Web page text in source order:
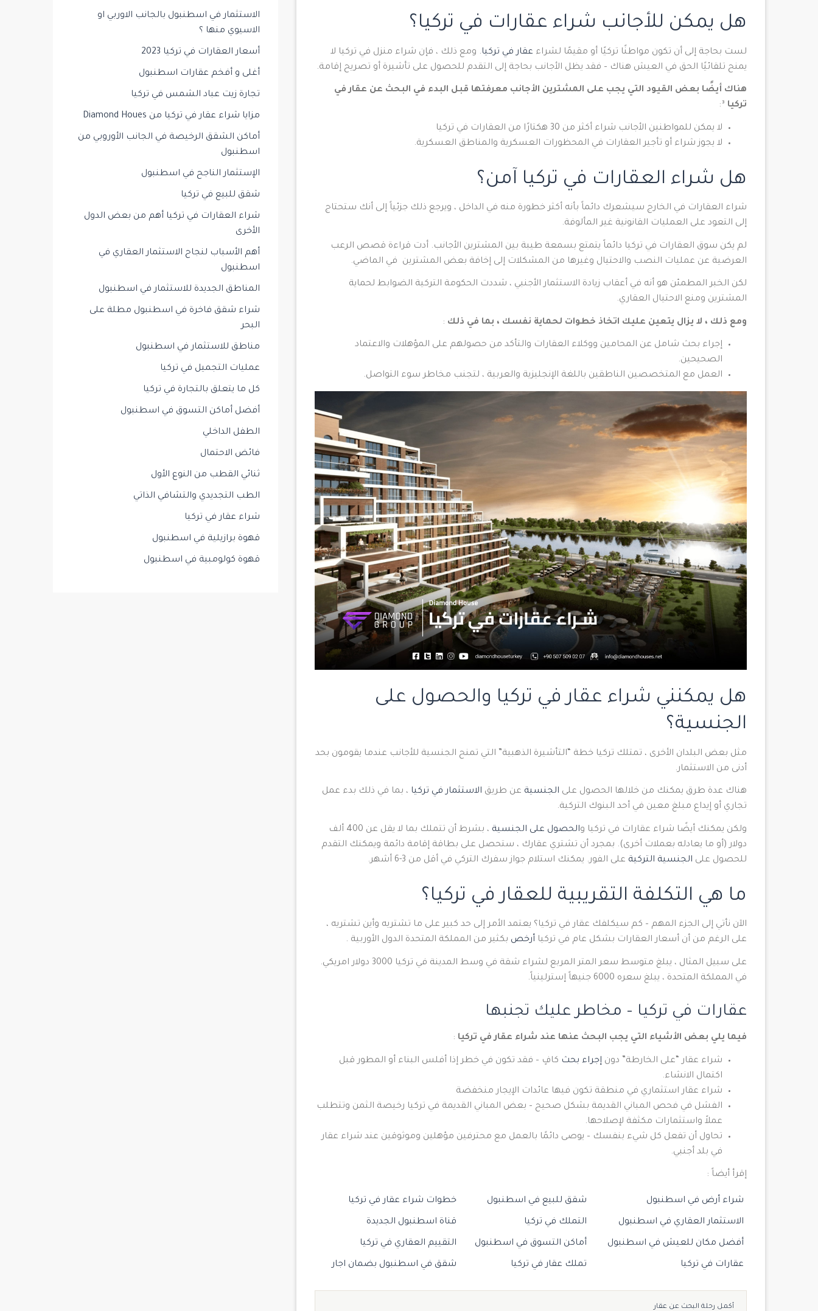
هل يمكن للأجانب شراء عقارات في تركيا؟
لست بحاجة إلى أن تكون مواطنًا تركيًا أو مقيمًا لشراء عقار في تركيا. ومع ذلك ، فإن شراء منزل في تركيا لا
يمنح تلقائيًا الحق في العيش هناك – فقد يظل الأجانب بحاجة إلى التقدم للحصول على تأشيرة أو تصريح إقامة.
هناك أيضًا بعض القيود التي يجب على المشترين الأجانب معرفتها قبل البدء في البحث عن عقار في
تركيا
لا يمكن للمواطنين الأجانب شراء أكثر من 30 هكتارًا من العقارات في تركيا
لا يجوز شراء أو تأجير العقارات في المحظورات العسكرية والمناطق العسكرية.
هل شراء العقارات في تركيا آمن؟
شراء العقارات في الخارج سيشعرك دائماً بأنه أكثر خطورة منه في الداخل ، ويرجع ذلك جزئياً إلى أنك ستحتاج
إلى التعود على العمليات القانونية غير المألوفة.
لم يكن سوق العقارات في تركيا دائماً يتمتع بسمعة طيبة بين المشترين الأجانب. أدت قراءة قصص الرعب
العرضية عن عمليات النصب والاحتيال وغيرها من المشكلات إلى إخافة بعض المشترين في الماضي.
لكن الخبر المطمئن هو أنه في أعقاب زيادة الاستثمار الأجنبي ، شددت الحكومة التركية الضوابط لحماية
المشترين ومنع الاحتيال العقاري.
ومع ذلك ، لا يزال يتعين عليك اتخاذ خطوات لحماية نفسك ، بما في ذلك :
إجراء بحث شامل عن المحامين ووكلاء العقارات والتأكد من حصولهم على المؤهلات والاعتماد
الصحيحين.
العمل مع المتخصصين الناطقين باللغة الإنجليزية والعربية ، لتجنب مخاطر سوء التواصل.
هل يمكنني شراء عقار في تركيا والحصول على
الجنسية؟
مثل بعض البلدان الأخرى ، تمتلك تركيا خطة “التأشيرة الذهبية” التي تمنح الجنسية للأجانب عندما يقومون بحد
أدنى من الاستثمار.
هناك عدة طرق يمكنك من خلالها الحصول على الجنسية عن طريق الاستثمار في تركيا ، بما في ذلك بدء عمل
تجاري أو إيداع مبلغ معين في أحد البنوك التركية.
ولكن يمكنك أيضًا شراء عقارات في تركيا والحصول على الجنسية
، بشرط أن تتملك بما لا يقل عن 400 ألف
دولار (أو ما يعادله بعملات أخرى). بمجرد أن تشتري عقارك ، ستحصل على بطاقة إقامة دائمة ويمكنك التقدم
للحصول على الجنسية التركية على الفور. يمكنك استلام جواز سفرك التركي في أقل من 3-6 أشهر.
ما هي التكلفة التقريبية للعقار في تركيا؟
الآن نأتي إلى الجزء المهم – كم سيكلفك عقار في تركيا؟ يعتمد الأمر إلى حد كبير على ما تشتريه وأين تشتريه ،
على الرغم من أن أسعار العقارات بشكل عام في تركيا أرخص بكثير من المملكة المتحدة الدول الأوربية .
على سبيل المثال ، يبلغ متوسط ​​سعر المتر المربع لشراء شقة في وسط المدينة في تركيا 3000 دولار امريكي.
في المملكة المتحدة ، يبلغ سعره 6000 جنيهاً إسترلينياً.
عقارات في تركيا – مخاطر عليك تجنبها
فيما يلي بعض الأشياء التي يجب البحث عنها عند شراء عقار في تركيا :
شراء عقار “على الخارطة” دون إجراء بحث كافٍ – فقد تكون في خطر إذا أفلس البناء أو المطور قبل
اكتمال الانشاء.
شراء عقار استثماري في منطقة تكون فيها عائدات الإيجار منخفضة
الفشل في فحص المباني القديمة بشكل صحيح – بعض المباني القديمة في تركيا رخيصة الثمن وتتطلب
عملاً واستثمارات مكثفة لإصلاحها.
تحاول أن تفعل كل شيء بنفسك – يوصى دائمًا بالعمل مع محترفين مؤهلين وموثوقين عند شراء عقار
في بلد أجنبي.
إقرأ أيضاً :
شراء أرض في اسطنبول شقق للبيع في اسطنبول خطوات شراء عقار في تركيا
الاستثمار العقاري في اسطنبول التملك في تركيا قناة اسطنبول الجديدة
أفضل مكان للعيش في اسطنبول أماكن التسوق في اسطنبول التقييم العقاري في تركيا
عقارات في تركيا تملك عقار في تركيا شقق في اسطنبول بضمان اجار
أكمل رحلة البحث عن عقار
الاستثمار في اسطنبول بالجانب الاوربي او
الاسيوي منها ؟
أسعار العقارات في تركيا 2023
أغلى و أفخم عقارات اسطنبول
تجارة زيت عباد الشمس في تركيا
مزايا شراء عقار في تركيا من Diamond Houes
أماكن الشقق الرخيصة في الجانب الأوروبي من
اسطنبول
الإستثمار الناجح في اسطنبول
شقق للبيع في تركيا
شراء العقارات في تركيا أهم من بعض الدول
الأخرى
أهم الأسباب لنجاح الاستثمار العقاري في
اسطنبول
المناطق الجديدة للاستثمار في اسطنبول
شراء شقق فاخرة في اسطنبول مطلة على
البحر
مناطق للاستثمار في اسطنبول
عمليات التجميل في تركيا
كل ما يتعلق بالتجارة في تركيا
أفضل أماكن التسوق في اسطنبول
الطفل الداخلي
فائض الاحتمال
ثنائي القطب من النوع الأول
الطب التجديدي والتشافي الذاتي
شراء عقار في تركيا
قهوة برازيلية في اسطنبول
قهوة كولومبية في اسطنبول